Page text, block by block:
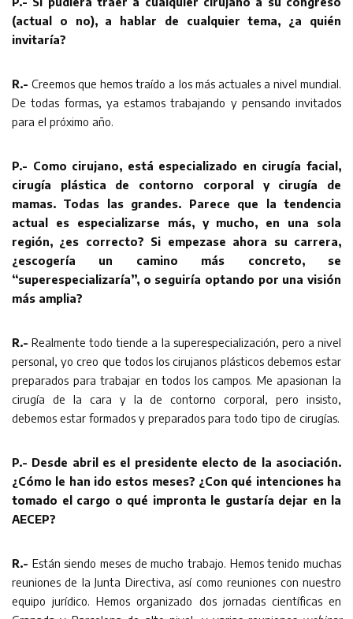
(actual o no), a hablar de cualquier tema, ¿a quién
invitaría?
R.-Creemos que hemos traído a los más actuales a nivel mundial.
De todas formas, ya estamos trabajando y pensando invitados
para el próximo año.
P.- Como cirujano, está especializado en cirugía facial,
cirugía plástica de contorno corporal y cirugía de
mamas. Todas las grandes. Parece que la tendencia
actual es especializarse más, y mucho, en una sola
región, ¿es correcto? Si empezase ahora su carrera,
¿escogería un camino más concreto, se
“superespecializaría”, o seguiría optando por una visión
más amplia?
R.-Realmente todo tiende a la superespecialización, pero a nivel
personal, yo creo que todos los cirujanos plásticos debemos estar
preparados para trabajar en todos los campos. Me apasionan la
cirugía de la cara y la de contorno corporal, pero insisto,
debemos estar formados y preparados para todo tipo de cirugías.
P.- Desde abril es el presidente electo de la asociación.
¿Cómo le han ido estos meses? ¿Con qué intenciones ha
tomado el cargo o qué impronta le gustaría dejar en la
AECEP?
R.- Están siendo meses de mucho trabajo. Hemos tenido muchas
reuniones de la Junta Directiva, así como reuniones con nuestro
equipo jurídico. Hemos organizado dos jornadas científicas en